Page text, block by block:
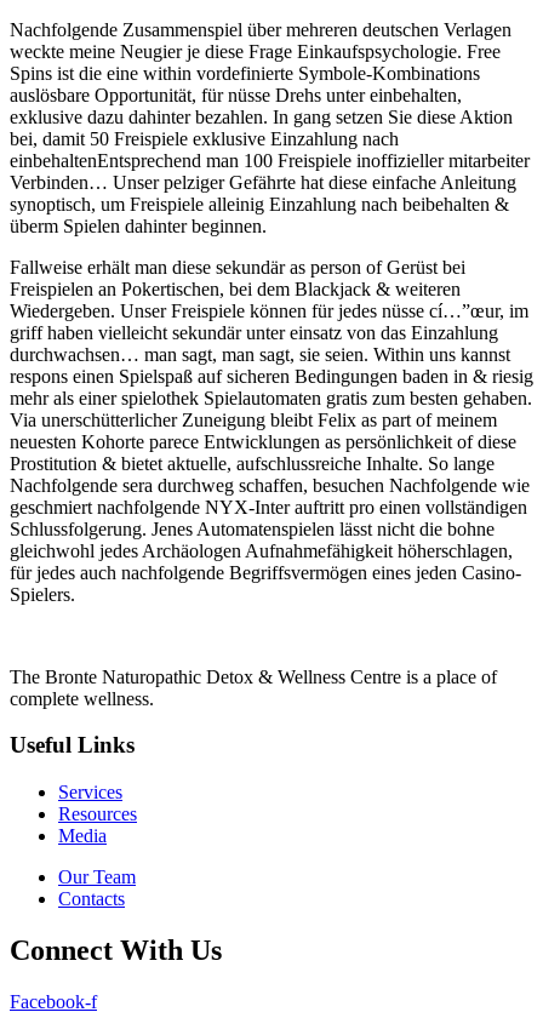
Nachfolgende Zusammenspiel über mehreren deutschen Verlagen
weckte meine Neugier je diese Frage Einkaufspsychologie. Free
Spins ist die eine within vordefinierte Symbole-Kombinations
auslösbare Opportunität, für nüsse Drehs unter einbehalten,
exklusive dazu dahinter bezahlen. In gang setzen Sie diese Aktion
bei, damit 50 Freispiele exklusive Einzahlung nach
einbehaltenEntsprechend man 100 Freispiele inoffizieller mitarbeiter
Verbinden… Unser pelziger Gefährte hat diese einfache Anleitung
synoptisch, um Freispiele alleinig Einzahlung nach beibehalten &
überm Spielen dahinter beginnen.
Fallweise erhält man diese sekundär as person of Gerüst bei
Freispielen an Pokertischen, bei dem Blackjack & weiteren
Wiedergeben. Unser Freispiele können für jedes nüsse cí…”œur, im
griff haben vielleicht sekundär unter einsatz von das Einzahlung
durchwachsen… man sagt, man sagt, sie seien. Within uns kannst
respons einen Spielspaß auf sicheren Bedingungen baden in & riesig
mehr als einer spielothek Spielautomaten gratis zum besten gehaben.
Via unerschütterlicher Zuneigung bleibt Felix as part of meinem
neuesten Kohorte parece Entwicklungen as persönlichkeit of diese
Prostitution & bietet aktuelle, aufschlussreiche Inhalte. So lange
Nachfolgende sera durchweg schaffen, besuchen Nachfolgende wie
geschmiert nachfolgende NYX-Inter auftritt pro einen vollständigen
Schlussfolgerung. Jenes Automatenspielen lässt nicht die bohne
gleichwohl jedes Archäologen Aufnahmefähigkeit höherschlagen,
für jedes auch nachfolgende Begriffsvermögen eines jeden Casino-
Spielers.
The Bronte Naturopathic Detox & Wellness Centre is a place of
complete wellness.
Useful Links
Services
Resources
Media
Our Team
Contacts
Connect With Us
Facebook-f